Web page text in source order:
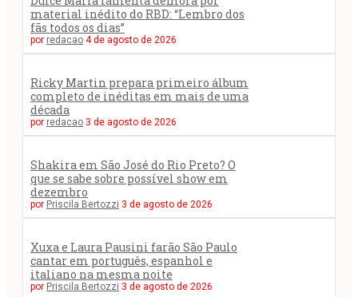
material inédito do RBD: “Lembro dos
fãs todos os dias”
por redacao 4 de agosto de 2026
Ricky Martin prepara primeiro álbum
completo de inéditas em mais de uma
década
por redacao 3 de agosto de 2026
Shakira em São José do Rio Preto? O
que se sabe sobre possível show em
dezembro
por Priscila Bertozzi 3 de agosto de 2026
Xuxa e Laura Pausini farão São Paulo
cantar em português, espanhol e
italiano na mesma noite
por Priscila Bertozzi 3 de agosto de 2026